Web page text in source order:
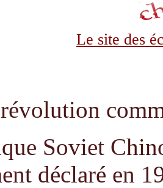
Le site des
Soviet
déclaré en